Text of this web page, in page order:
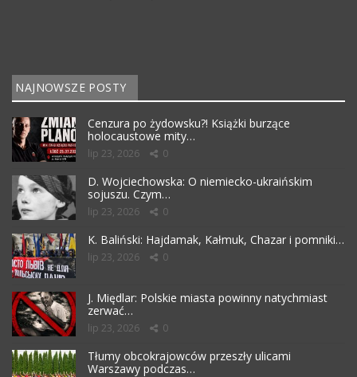
NAJNOWSZE POSTY
Cenzura po żydowsku?! Książki burzące
holocaustowe mity…
lip 23, 2026 0
D. Wojciechowska: O niemiecko-ukraińskim
sojuszu. Czym…
lip 23, 2026 0
K. Baliński: Hajdamak, Kałmuk, Chazar i pomniki…
lip 23, 2026 0
J. Międlar: Polskie miasta powinny natychmiast
zerwać…
lip 23, 2026 0
Tłumy obcokrajowców przeszły ulicami
Warszawy podczas…